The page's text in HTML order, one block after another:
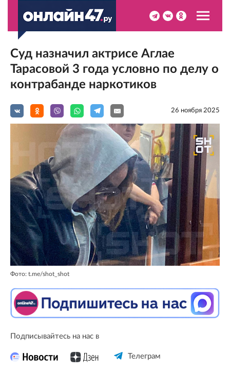
Суд назначил актрисе Аглае
Тарасовой 3 года условно по делу о
контрабанде наркотиков
26 ноября 2025
Фото: t.me/shot_shot
Подписывайтесь на нас в
Телеграм